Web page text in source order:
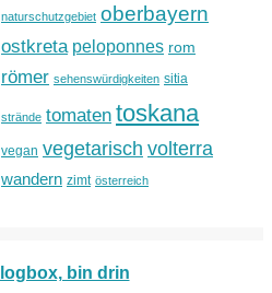
naturschutzgebiet oberbayern
ostkreta peloponnes rom
römer sehenswürdigkeiten sitia
strände tomaten toskana
vegan vegetarisch volterra
wandern zimt österreich